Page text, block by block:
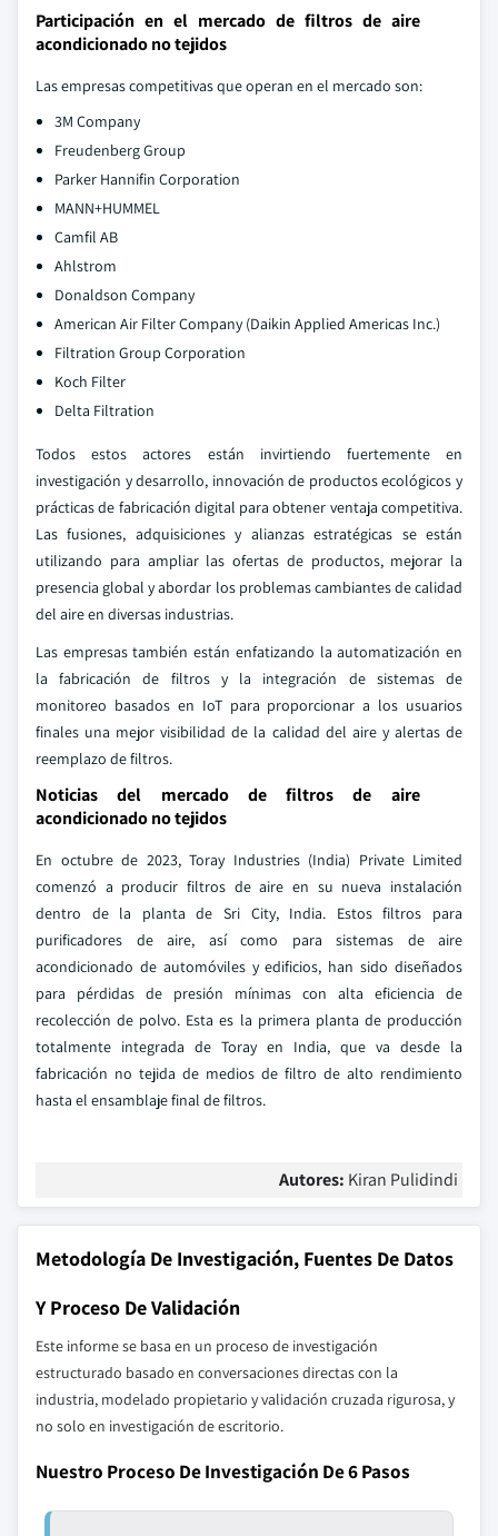
Participación en el mercado de filtros de aire
acondicionado no tejidos
Las empresas competitivas que operan en el mercado son:
3M Company
Freudenberg Group
Parker Hannifin Corporation
MANN+HUMMEL
Camfil AB
Ahlstrom
Donaldson Company
American Air Filter Company (Daikin Applied Americas Inc.)
Filtration Group Corporation
Koch Filter
Delta Filtration
Todos estos actores están invirtiendo fuertemente en
investigación y desarrollo, innovación de productos ecológicos y
prácticas de fabricación digital para obtener ventaja competitiva.
Las fusiones, adquisiciones y alianzas estratégicas se están
utilizando para ampliar las ofertas de productos, mejorar la
presencia global y abordar los problemas cambiantes de calidad
del aire en diversas industrias.
Las empresas también están enfatizando la automatización en
la fabricación de filtros y la integración de sistemas de
monitoreo basados en IoT para proporcionar a los usuarios
finales una mejor visibilidad de la calidad del aire y alertas de
reemplazo de filtros.
Noticias del mercado de filtros de aire
acondicionado no tejidos
En octubre de 2023, Toray Industries (India) Private Limited
comenzó a producir filtros de aire en su nueva instalación
dentro de la planta de Sri City, India. Estos filtros para
purificadores de aire, así como para sistemas de aire
acondicionado de automóviles y edificios, han sido diseñados
para pérdidas de presión mínimas con alta eficiencia de
recolección de polvo. Esta es la primera planta de producción
totalmente integrada de Toray en India, que va desde la
fabricación no tejida de medios de filtro de alto rendimiento
hasta el ensamblaje final de filtros.
Autores: Kiran Pulidindi
Metodología De Investigación, Fuentes De Datos
Y Proceso De Validación
Este informe se basa en un proceso de investigación
estructurado basado en conversaciones directas con la
industria, modelado propietario y validación cruzada rigurosa, y
no solo en investigación de escritorio.
Nuestro Proceso De Investigación De 6 Pasos